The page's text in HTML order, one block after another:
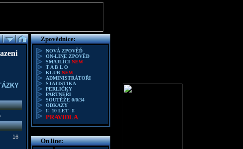
16
Zpovědnice:
NOVÁ ZPOVĚĎ
ON-LINE ZPOVĚD
SMAJLÍCI NEW
T A B L O
KLUB NEW
ADMINISTRÁTOŘI
STATISTIKA
PERLIČKY
PARTNEŘI
SOUTĚŽE 0/0/34
ODKAZY
!! 10 LET !!
PRAVIDLA
On line: